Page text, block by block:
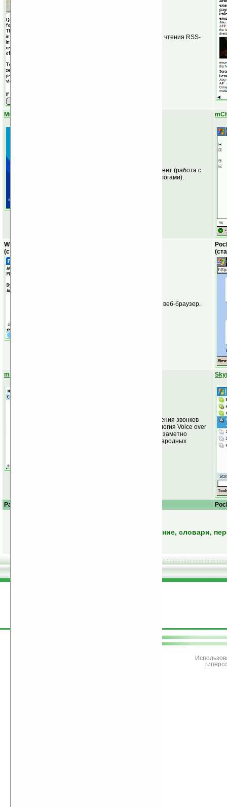
Удобная программа для чтения RSS-
Mundu IM
Функциональный IM-клиент (работа с
протоколами ICQ и аналогами).
Web Pro/Blazer
(стандартная)
Полнофункциональный веб-браузер.
mobiVoIP
Программа для совершения звонков
через Интернет (технология Voice over
IP или VoIP). Позволяет заметно
сэкономить при международных
Palm OS
Обучение, словари,